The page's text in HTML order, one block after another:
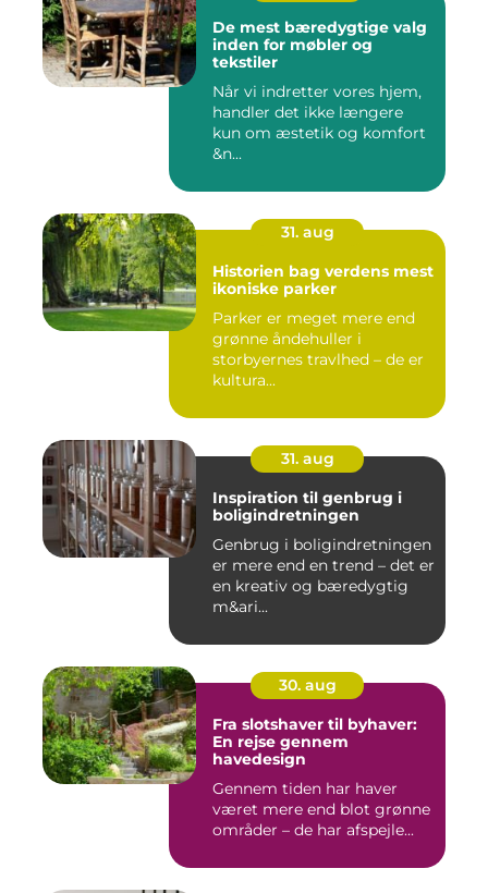
De mest bæredygtige valg
inden for møbler og
tekstiler
Når vi indretter vores hjem,
handler det ikke længere
kun om æstetik og komfort
&n...
31. aug
Historien bag verdens mest
ikoniske parker
Parker er meget mere end
grønne åndehuller i
storbyernes travlhed – de er
kultura...
31. aug
Inspiration til genbrug i
boligindretningen
Genbrug i boligindretningen
er mere end en trend – det er
en kreativ og bæredygtig
m&ari...
30. aug
Fra slotshaver til byhaver:
En rejse gennem
havedesign
Gennem tiden har haver
været mere end blot grønne
områder – de har afspejle...